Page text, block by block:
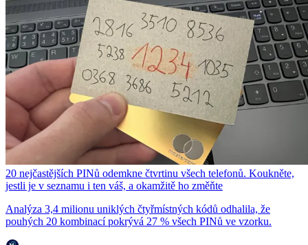
20 nejčastějších PINů odemkne čtvrtinu všech telefonů. Koukněte,
jestli je v seznamu i ten váš, a okamžitě ho změňte
Analýza 3,4 milionu uniklých čtyřmístných kódů odhalila, že
pouhých 20 kombinací pokrývá 27 % všech PINů ve vzorku.